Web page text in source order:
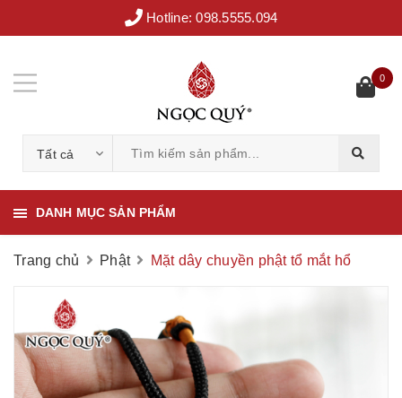
Hotline:098.5555.094
Tất cả
0
DANH MỤC SẢN PHẨM
Trang chủ Phật Mặt dây chuyền phật tổ mắt hổ